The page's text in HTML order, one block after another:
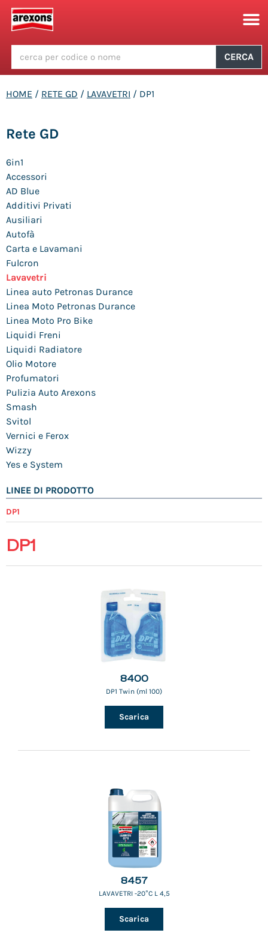
CERCA
HOME / RETE GD / LAVAVETRI / DP1
Rete GD
6in1
Accessori
AD Blue
Additivi Privati
Ausiliari
Autofà
Carta e Lavamani
Fulcron
Lavavetri
Linea auto Petronas Durance
Linea Moto Petronas Durance
Linea Moto Pro Bike
Liquidi Freni
Liquidi Radiatore
Olio Motore
Profumatori
Pulizia Auto Arexons
Smash
Svitol
Vernici e Ferox
Wizzy
Yes e System
LINEE DI PRODOTTO
DP1
DP1
8400
DP1 Twin (ml 100)
Scarica
8457
LAVAVETRI -20°C L 4,5
Scarica